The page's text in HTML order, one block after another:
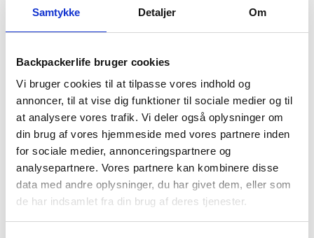
Samtykke Detaljer Om
Backpackerlife bruger cookies
Vi bruger cookies til at tilpasse vores indhold og
annoncer, til at vise dig funktioner til sociale medier og til
at analysere vores trafik. Vi deler også oplysninger om
din brug af vores hjemmeside med vores partnere inden
for sociale medier, annonceringspartnere og
analysepartnere. Vores partnere kan kombinere disse
data med andre oplysninger, du har givet dem, eller som
de har indsamlet fra din brug af deres tjenester.
BESKRIVELSE
YDERLIGERE INFORMATION
BRAND
FAQ
ECCO’s populære Offroad (tidligere Yucatan) sandal er en
letvægtssandal med støttende komfort, der tilbyder
overlegen komfort om det er til korte, daglige gåture eller
længere vandreture. Dermed er Offroad en god sandal til trail-
turen eller til gode gåture om sommeren.
Yucatan er designet med en blød nubuck-læderoverdel med 3-
punkts justerbarhed og neoprenfor. Det gør, at sandalen har